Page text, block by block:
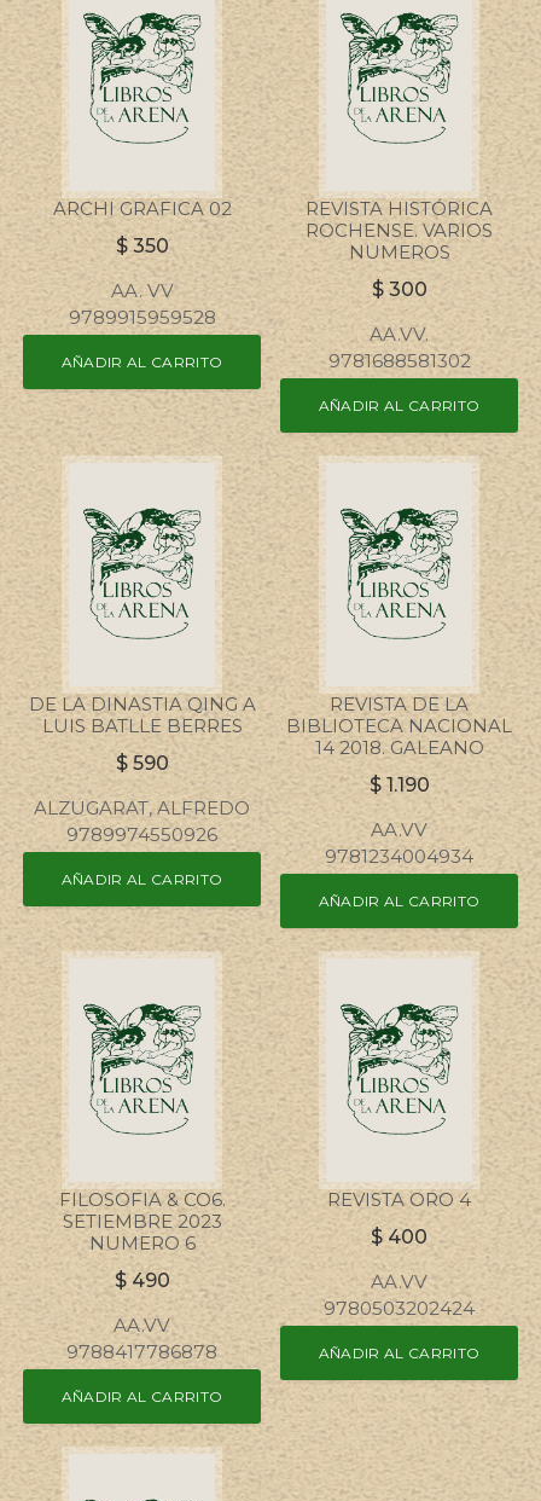
ARCHI GRAFICA 02
$ 350
AA. VV
9789915959528
AÑADIR AL CARRITO
REVISTA HISTÓRICA
ROCHENSE. VARIOS
NUMEROS
$ 300
AA.VV.
9781688581302
AÑADIR AL CARRITO
DE LA DINASTIA QING A
LUIS BATLLE BERRES
$ 590
ALZUGARAT, ALFREDO
9789974550926
AÑADIR AL CARRITO
REVISTA DE LA
BIBLIOTECA NACIONAL
14 2018. GALEANO
$ 1.190
AA.VV
9781234004934
AÑADIR AL CARRITO
FILOSOFIA & CO6.
SETIEMBRE 2023
NUMERO 6
$ 490
AA.VV
9788417786878
AÑADIR AL CARRITO
REVISTA ORO 4
$ 400
AA.VV
9780503202424
AÑADIR AL CARRITO